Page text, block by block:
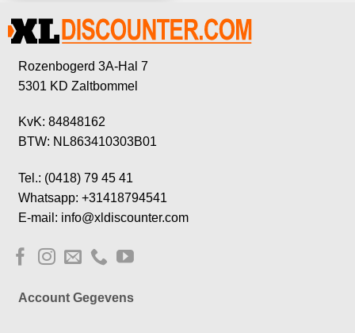
Rozenbogerd 3A-Hal 7
5301 KD Zaltbommel
KvK: 84848162
BTW: NL863410303B01
Tel.: (0418) 79 45 41
Whatsapp: +31418794541
E-mail: info@xldiscounter.com
Account Gegevens